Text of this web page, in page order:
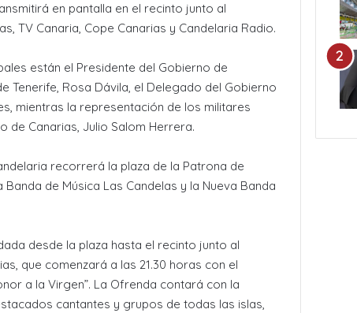
en pantalla en el recinto junto al
TV Canaria, Cope Canarias y Candelaria Radio.
están el Presidente del Gobierno de
Tenerife, Rosa Dávila, el Delegado del Gobierno
mientras la representación de los militares
de Canarias, Julio Salom Herrera.
recorrerá la plaza de la Patrona de
de Música Las Candelas y la Nueva Banda
desde la plaza hasta el recinto junto al
que comenzará a las 21.30 horas con el
a la Virgen”. La Ofrenda contará con la
cantantes y grupos de todas las islas,